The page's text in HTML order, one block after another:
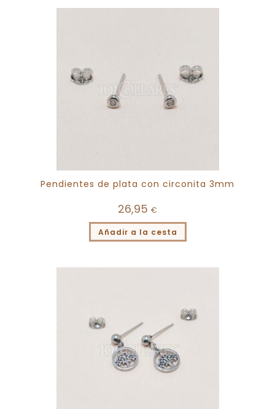
Pendientes de plata con circonita 3mm
26,95 €
Añadir a la cesta